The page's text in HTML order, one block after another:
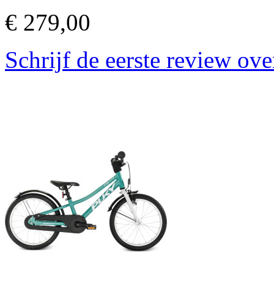
€ 279,00
Schrijf de eerste review